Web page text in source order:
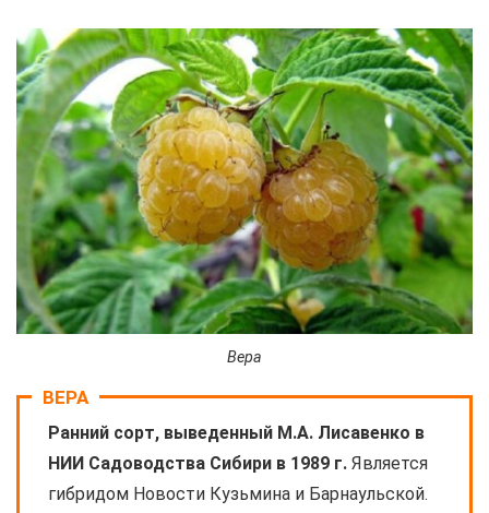
Вера
ВЕРА
Ранний сорт, выведенный М.А. Лисавенко в
НИИ Садоводства Сибири в 1989 г. Является
гибридом Новости Кузьмина и Барнаульской.